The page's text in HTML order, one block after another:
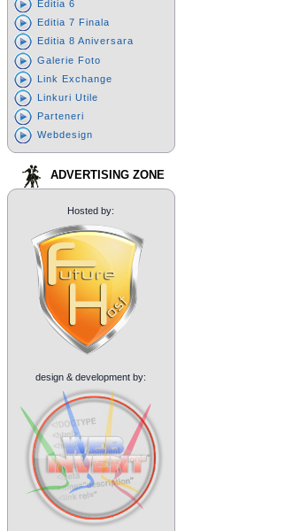
Editia 6
Editia 7 Finala
Editia 8 Aniversara
Galerie Foto
Link Exchange
Linkuri Utile
Parteneri
Webdesign
ADVERTISING ZONE
Hosted by:
design & development by: